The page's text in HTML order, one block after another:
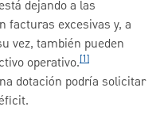
dejando a las
facturas excesivas y, a
vez, también pueden
operativo.[1]
dotación podría solicitar